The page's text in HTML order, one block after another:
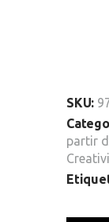
SKU:
partir